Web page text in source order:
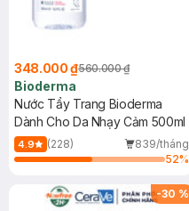
348.000 ₫560.000 ₫
Bioderma
Nước Tẩy Trang Bioderma
Dành Cho Da Nhạy Cảm 500ml
4.9 (228)
839/tháng
52%
-30 %